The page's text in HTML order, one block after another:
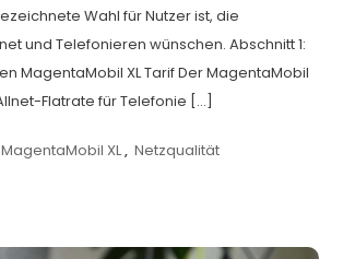
Wahl für Nutzer ist, die
und Telefonieren wünschen. Abschnitt 1:
MagentaMobil XL Tarif Der MagentaMobil
Flatrate für Telefonie […]
MagentaMobil XL, Netzqualität